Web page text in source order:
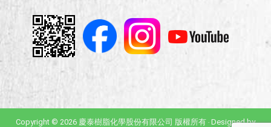
Copyright © 2026 慶泰樹脂化學股份有限公司 版權所有 ‧ Designed by